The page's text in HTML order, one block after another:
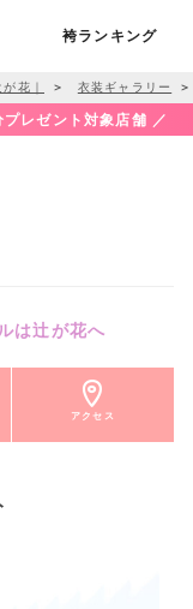
袴ランキング
花｜ ＞ 衣装ギャラリー ＞
レゼント対象店舗 ／
は辻が花へ
アクセス